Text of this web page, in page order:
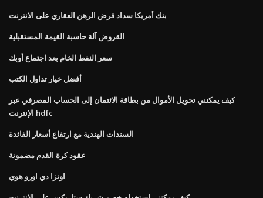
بنك أمريكا سداد قرض الرهن العقاري على الانترنت
القروض آلة حاسبة القيمة المستقبلية
سعر النفط الخام بعد اجتماع أوبك
أفضل خيار تداول الكتب
كيف يمكنني تحويل الأموال من بطاقة الائتمان إلى الحساب المصرفي عبر
الإنترنت hdfc
السندات الهندية مع ارتفاع أسعار الفائدة
عقود كرة القدم مضمونة
اونزا دي اورو هوي